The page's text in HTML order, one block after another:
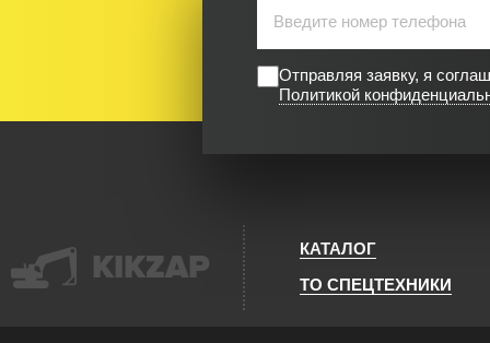
Отправляя заявку, я
Политикой
KIKZAP
КАТАЛОГ
ТО СПЕЦТЕХНИКИ